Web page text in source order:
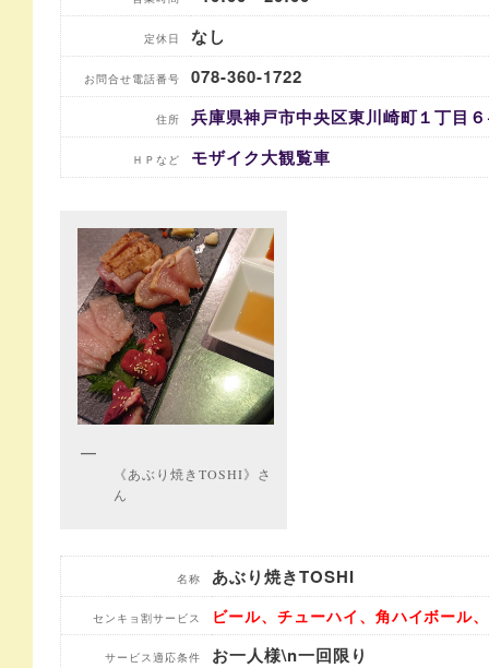
定休日 なし
お問合せ電話番号 078-360-1722
住所 兵庫県神戸市中央区東川崎町１丁目
ＨＰなど モザイク大観覧車
《あぶり焼きTOSHI》さ
ん
名称 あぶり焼きTOSHI
センキョ割サービス ビール、チューハイ、角ハイボール
サービス適応条件 お一人様\n一回限り